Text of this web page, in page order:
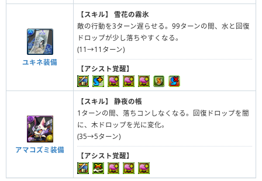
ユキネ装備
【スキル】
雪花の霧氷
敵の行動を3ターン遅らせる。99ターンの間、水と回復
ドロップが少し落ちやすくなる。
(11→11ターン)
【アシスト覚醒】
アマコズミ装備
【スキル】
静夜の帳
1ターンの間、落ちコンしなくなる。回復ドロップを闇
に、木ドロップを光に変化。
(35→5ターン)
【アシスト覚醒】